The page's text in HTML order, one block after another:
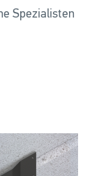
Spezialisten